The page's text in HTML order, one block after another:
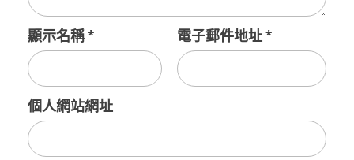
顯示名稱* 電子郵件地址*
個人網站網址